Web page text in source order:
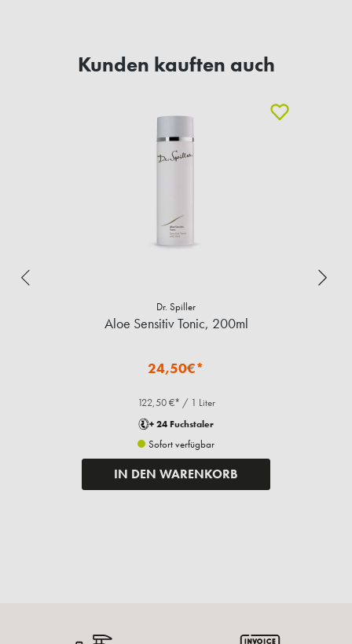
Kunden kauften auch
Dr. Spiller
Aloe Sensitiv Tonic, 200ml
24,50€*
122,50 €* / 1 Liter
+ 24 Fuchstaler
Sofort verfügbar
IN DEN WARENKORB